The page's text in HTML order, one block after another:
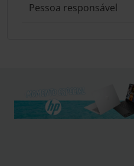
Pessoa responsável